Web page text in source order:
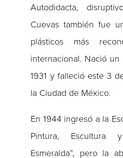
Autodidacta,
Cuevas también fue
plásticos más
internacional. Nació
1931 y falleció este 3
la Ciudad de México.
En 1944 ingresó a la
Pintura, Escultura
Esmeralda”, pero la